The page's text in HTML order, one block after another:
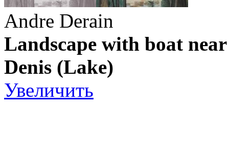
Andre Derain
Landscape with boat
Denis (Lake)
Увеличить